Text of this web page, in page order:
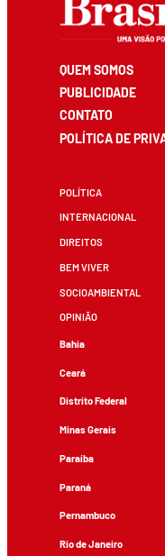
QUEM SOMOS
PUBLICIDADE
CONTATO
POLÍTICA DE
POLÍTICA
INTERNACIONAL
DIREITOS
BEM VIVER
SOCIOAMBIENTAL
OPINIÃO
Bahia
Ceará
Distrito Federal
Minas Gerais
Paraíba
Paraná
Pernambuco
Rio de Janeiro